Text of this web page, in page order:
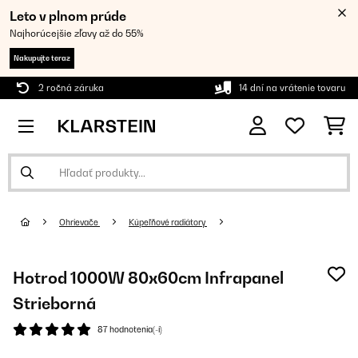
Leto v plnom prúde
Najhorúcejšie zľavy až do 55%
Nakupujte teraz
2 ročná záruka 14 dní na vrátenie tovaru
Ohrievače Kúpeľňové radiátory
Hotrod 1000W 80x60cm Infrapanel
Strieborná
87 hodnotenia(-í)